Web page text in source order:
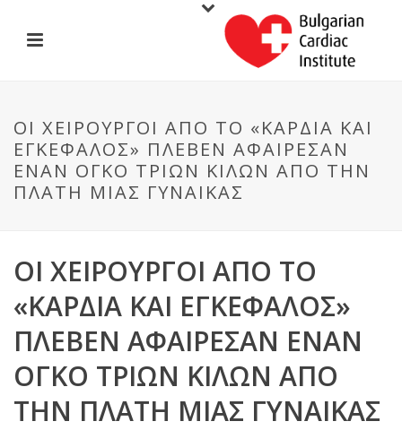
ΟΙ ΧΕΙΡΟΥΡΓΟΊ ΑΠΌ ΤΟ «ΚΑΡΔΙΆ ΚΑΙ
ΕΓΚΈΦΑΛΟΣ» ΠΛΈΒΕΝ ΑΦΑΊΡΕΣΑΝ
ΈΝΑΝ ΌΓΚΟ ΤΡΙΏΝ ΚΙΛΏΝ ΑΠΌ ΤΗΝ
ΠΛΆΤΗ ΜΙΑΣ ΓΥΝΑΊΚΑΣ
ΟΙ ΧΕΙΡΟΥΡΓΟΊ ΑΠΌ ΤΟ
«ΚΑΡΔΙΆ ΚΑΙ ΕΓΚΈΦΑΛΟΣ»
ΠΛΈΒΕΝ ΑΦΑΊΡΕΣΑΝ ΈΝΑΝ
ΌΓΚΟ ΤΡΙΏΝ ΚΙΛΏΝ ΑΠΌ
ΤΗΝ ΠΛΆΤΗ ΜΙΑΣ ΓΥΝΑΊΚΑΣ